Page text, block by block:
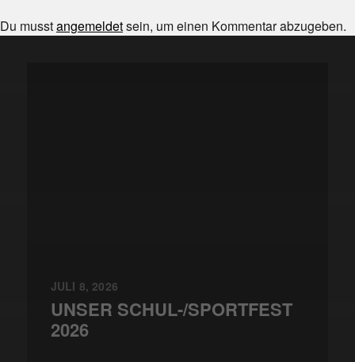
Du musstangemeldetsein, um einen Kommentar abzugeben.
JULI 8, 2026
UNSER SCHUL-/SPORTFEST
2026